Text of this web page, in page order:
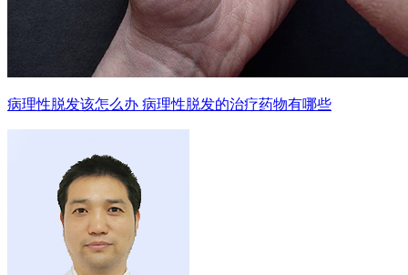
病理性脱发该怎么办 病理性脱发的治疗药物有哪些